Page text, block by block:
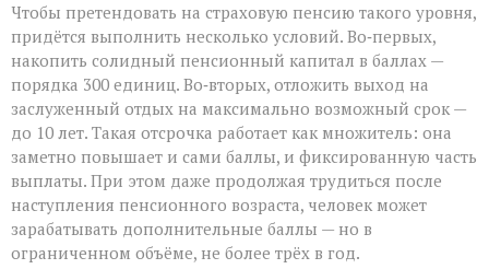
Чтобы претендовать на страховую пенсию такого уровня,
придётся выполнить несколько условий. Во‑первых,
накопить солидный пенсионный капитал в баллах —
порядка 300 единиц. Во‑вторых, отложить выход на
заслуженный отдых на максимально возможный срок —
до 10 лет. Такая отсрочка работает как множитель: она
заметно повышает и сами баллы, и фиксированную часть
выплаты. При этом даже продолжая трудиться после
наступления пенсионного возраста, человек может
зарабатывать дополнительные баллы — но в
ограниченном объёме, не более трёх в год.